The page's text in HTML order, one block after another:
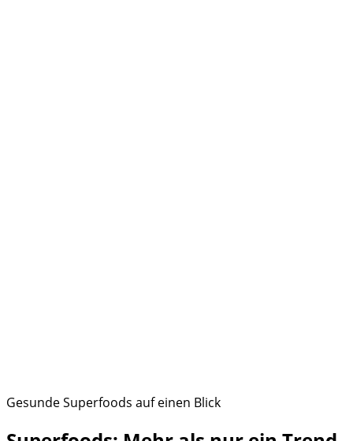
Gesunde Superfoods auf einen Blick